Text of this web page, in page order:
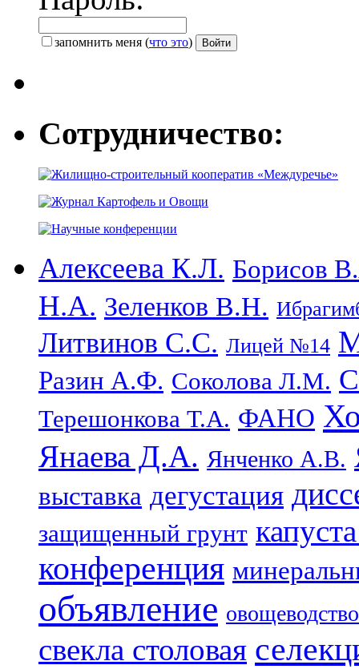
запомнить меня (что это)
Сотрудничество:
Алексеева К.Л. Борисов
Н.А. Зеленков В.Н.
Литвинов С.С. Лицей №14
Разин А.Ф. Соколова Л.М.
Терешонкова Т.А. ФАНО
Янаева Д.А. Янченко А.В.
выставка дегустация
защищенный грунт
конференция
объявление овощеводство
свекла столовая